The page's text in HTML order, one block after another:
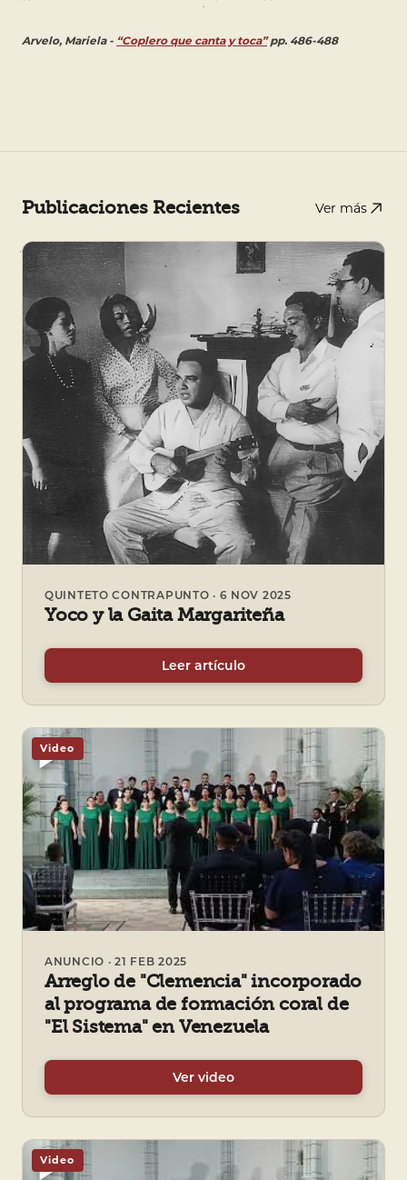
Arvelo, Mariela - “Coplero que canta y toca”pp. 486-488
Publicaciones Recientes Ver más
QUINTETO CONTRAPUNTO · 6 NOV 2025
Yoco y la Gaita Margariteña
Leer artículo
Video
ANUNCIO · 21 FEB 2025
Arreglo de "Clemencia" incorporado
al programa de formación coral de
"El Sistema" en Venezuela
Ver video
Video